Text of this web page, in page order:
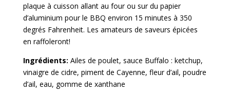
plaque à cuisson allant au four ou sur du papier
d’aluminium pour le BBQ environ 15 minutes à 350
degrés Fahrenheit. Les amateurs de saveurs épicées
en raffoleront!
Ingrédients: Ailes de poulet, sauce Buffalo : ketchup,
vinaigre de cidre, piment de Cayenne, fleur d’ail, poudre
d’ail, eau, gomme de xanthane